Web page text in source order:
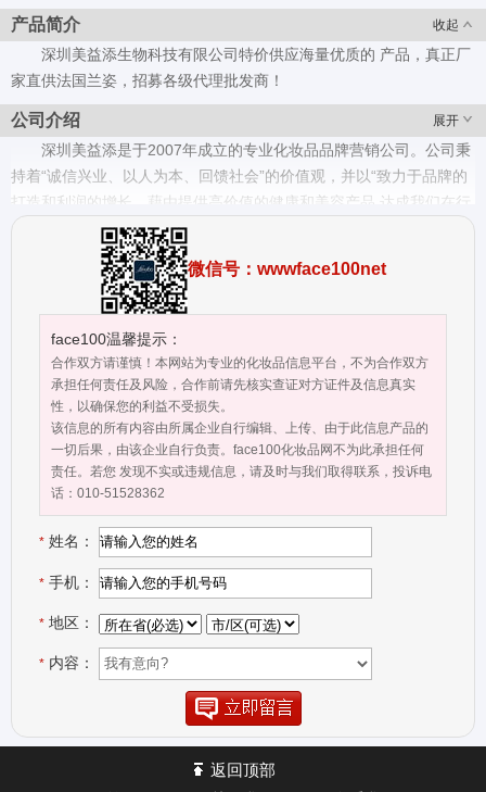
收起
产品简介
深圳美益添生物科技有限公司特价供应海量优质的 产品，真正厂
家直供法国兰姿，招募各级代理批发商！
展开
公司介绍
深圳美益添是于2007年成立的专业化妆品品牌营销公司。公司秉
持着“诚信兴业、以人为本、回馈社会”的价值观，并以“致力于品牌的
打造和利润的增长。藉由提供高价值的健康和美容产品,达成我们在行
业的领先地位”为企业使命。 深圳美益添公司目前经营的业务,主要以
代理经营及进口美容产品为主体。目前代理的产品有:德国HERBAIN
小甘菊、西班牙BODYNATUR美体舒、美若康、西班牙蓓昂丝、日本
琥珀肌、日本安丝绮、日本蓓多美笈等..
微信号：wwwface100net
face100温馨提示：
合作双方请谨慎！本网站为专业的化妆品信息平台，不为合作双方
承担任何责任及风险，合作前请先核实查证对方证件及信息真实
性，以确保您的利益不受损失。
该信息的所有内容由所属企业自行编辑、上传、由于此信息产品的
一切后果，由该企业自行负责。face100化妆品网不为此承担任何
责任。若您 发现不实或违规信息，请及时与我们取得联系，投诉电
话：010-51528362
* 姓名：
* 手机：
* 地区：
* 内容：
返回顶部